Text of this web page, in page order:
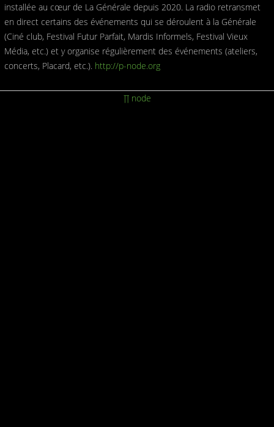
installée au cœur de La Générale depuis 2020. La radio retransmet
en direct certains des événements qui se déroulent à la Générale
(Ciné club, Festival Futur Parfait, Mardis Informels, Festival Vieux
Média, etc.) et y organise régulièrement des événements (ateliers,
concerts, Placard, etc.). http://p-node.org
∏ node